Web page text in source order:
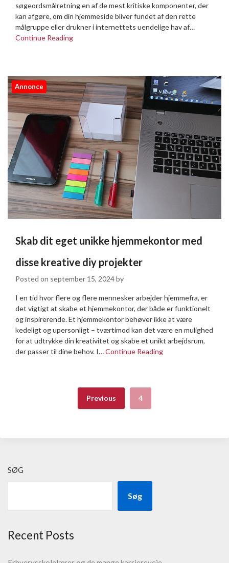
søgeordsmålretning en af de mest kritiske komponenter, der
kan afgøre, om din hjemmeside bliver fundet af den rette
målgruppe eller drukner i internettets uendelige hav af…
Continue Reading
Annonce
Skab dit eget unikke hjemmekontor med
disse kreative diy projekter
Posted on september 15, 2024by
I en tid hvor flere og flere mennesker arbejder hjemmefra, er
det vigtigt at skabe et hjemmekontor, der både er funktionelt
og inspirerende. Et hjemmekontor behøver ikke at være
kedeligt og upersonligt – tværtimod kan det være en mulighed
for at udtrykke din kreativitet og skabe et unikt arbejdsrum,
der passer til dine behov. I…Continue Reading
Previous 4
SØG
Søg
Recent Posts